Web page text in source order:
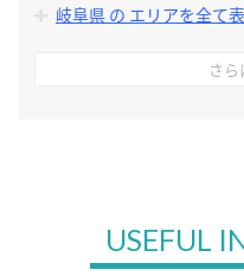
岐阜県 の エリアを全て
さ
USEFUL